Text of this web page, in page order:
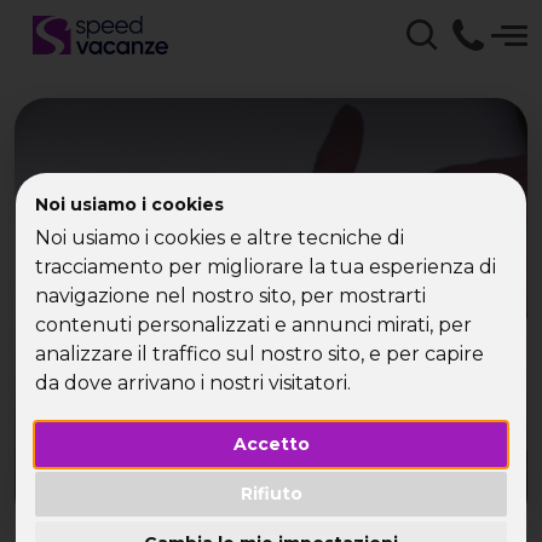
Noi usiamo i cookies
Noi usiamo i cookies e altre tecniche di
tracciamento per migliorare la tua esperienza di
navigazione nel nostro sito, per mostrarti
contenuti personalizzati e annunci mirati, per
analizzare il traffico sul nostro sito, e per capire
da dove arrivano i nostri visitatori.
Accetto
Rifiuto
Offerta Viaggio 25
Aprile con Speed
Vacanze | La tua Vacanza
Single
Ponte del 25 aprile? Parti con Speed